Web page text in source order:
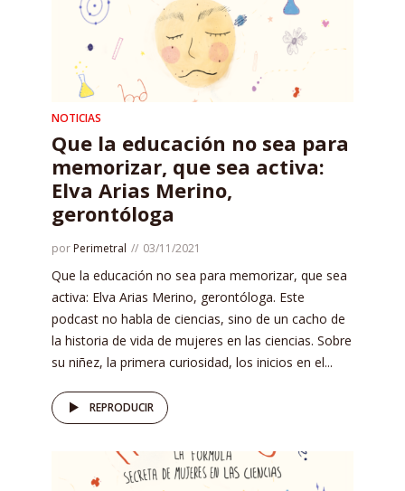
NOTICIAS
Que la educación no sea para
memorizar, que sea activa:
Elva Arias Merino,
gerontóloga
por Perimetral 03/11/2021
Que la educación no sea para memorizar, que sea
activa: Elva Arias Merino, gerontóloga. Este
podcast no habla de ciencias, sino de un cacho de
la historia de vida de mujeres en las ciencias. Sobre
su niñez, la primera curiosidad, los inicios en el...
REPRODUCIR